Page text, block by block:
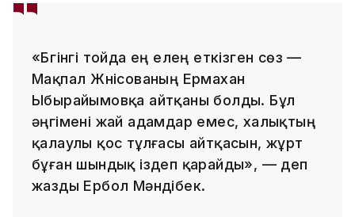
«Бүгінгі тойда ең елең еткізген сөз —
Мақпал Жүнісованың Ермахан
Ыбырайымовқа айтқаны болды. Бұл
әңгімені жай адамдар емес, халықтың
қалаулы қос тұлғасы айтқасын, жұрт
бұған шындық іздеп қарайды», — деп
жазды Ербол Мәндібек.